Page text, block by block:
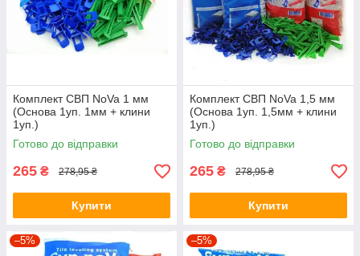
Комплект СВП NoVa 1 мм
(Основа 1уп. 1мм + клини
1уп.)
Готово до відправки
265 ₴ 278,95 ₴
Купити
Комплект СВП NoVa 1,5 мм
(Основа 1уп. 1,5мм + клини
1уп.)
Готово до відправки
265 ₴ 278,95 ₴
Купити
–5% –5%